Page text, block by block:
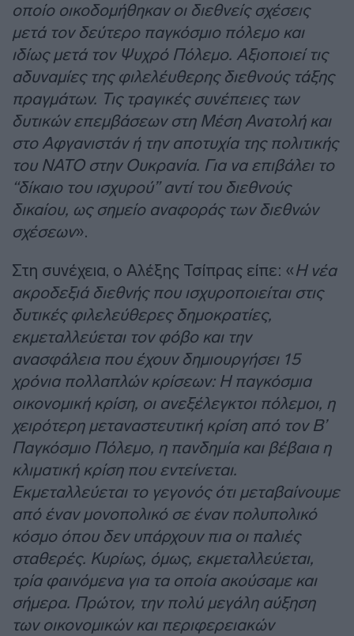
οποίο οικοδομήθηκαν οι διεθνείς σχέσεις
μετά τον δεύτερο παγκόσμιο πόλεμο και
ιδίως μετά τον Ψυχρό Πόλεμο. Αξιοποιεί τις
αδυναμίες της φιλελέυθερης διεθνούς τάξης
πραγμάτων. Τις τραγικές συνέπειες των
δυτικών επεμβάσεων στη Μέση Ανατολή και
στο Αφγανιστάν ή την αποτυχία της πολιτικής
του ΝΑΤΟ στην Ουκρανία. Για να επιβάλει το
“δίκαιο του ισχυρού” αντί του διεθνούς
δικαίου, ως σημείο αναφοράς των διεθνών
σχέσεων».
Στη συνέχεια, ο Αλέξης Τσίπρας είπε: «Η νέα
ακροδεξιά διεθνής που ισχυροποιείται στις
δυτικές φιλελεύθερες δημοκρατίες,
εκμεταλλεύεται τον φόβο και την
ανασφάλεια που έχουν δημιουργήσει 15
χρόνια πολλαπλών κρίσεων: Η παγκόσμια
οικονομική κρίση, οι ανεξέλεγκτοι πόλεμοι, η
χειρότερη μεταναστευτική κρίση από τον Β’
Παγκόσμιο Πόλεμο, η πανδημία και βέβαια η
κλιματική κρίση που εντείνεται.
Εκμεταλλεύεται το γεγονός ότι μεταβαίνουμε
από έναν μονοπολικό σε έναν πολυπολικό
κόσμο όπου δεν υπάρχουν πια οι παλιές
σταθερές. Κυρίως, όμως, εκμεταλλεύεται,
τρία φαινόμενα για τα οποία ακούσαμε και
σήμερα. Πρώτον, την πολύ μεγάλη αύξηση
των οικονομικών και περιφερειακών